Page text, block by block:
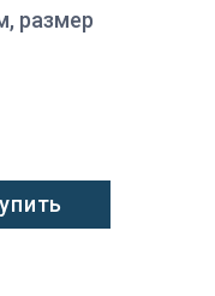
размер